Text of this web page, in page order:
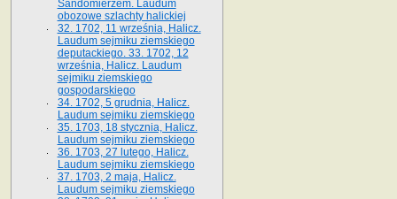
Sandomierzem. Laudum
obozowe szlachty halickiej
32. 1702, 11 września, Halicz.
Laudum sejmiku ziemskiego
deputackiego. 33. 1702, 12
września, Halicz. Laudum
sejmiku ziemskiego
gospodarskiego
34. 1702, 5 grudnia, Halicz.
Laudum sejmiku ziemskiego
35. 1703, 18 stycznia, Halicz.
Laudum sejmiku ziemskiego
36. 1703, 27 lutego, Halicz.
Laudum sejmiku ziemskiego
37. 1703, 2 maja, Halicz.
Laudum sejmiku ziemskiego